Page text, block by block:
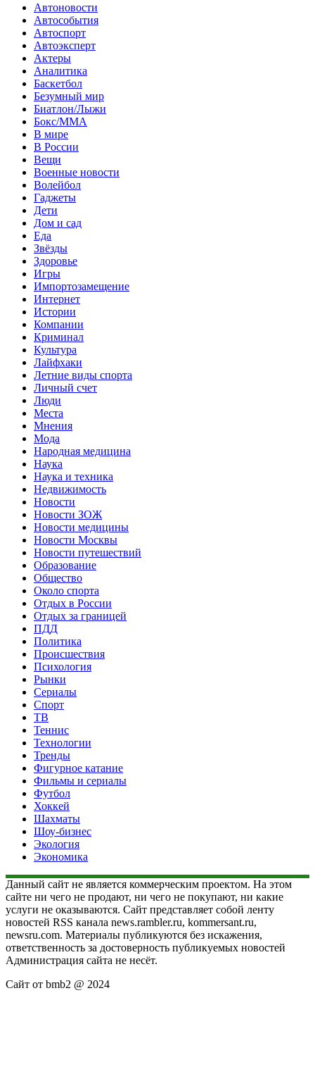
Автоновости
Автособытия
Автоспорт
Автоэксперт
Актеры
Аналитика
Баскетбол
Безумный мир
Биатлон/Лыжи
Бокс/MMA
В мире
В России
Вещи
Военные новости
Волейбол
Гаджеты
Дети
Дом и сад
Еда
Звёзды
Здоровье
Игры
Импортозамещение
Интернет
Истории
Компании
Криминал
Культура
Лайфхаки
Летние виды спорта
Личный счет
Люди
Места
Мнения
Мода
Народная медицина
Наука
Наука и техника
Недвижимость
Новости
Новости ЗОЖ
Новости медицины
Новости Москвы
Новости путешествий
Образование
Общество
Около спорта
Отдых в России
Отдых за границей
ПДД
Политика
Происшествия
Психология
Рынки
Сериалы
Спорт
ТВ
Теннис
Технологии
Тренды
Фигурное катание
Фильмы и сериалы
Футбол
Хоккей
Шахматы
Шоу-бизнес
Экология
Экономика
Данный сайт не является коммерческим проектом. На этом
сайте ни чего не продают, ни чего не покупают, ни какие
услуги не оказываются. Сайт представляет собой ленту
новостей RSS канала news.rambler.ru, kommersant.ru,
newsru.com. Материалы публикуются без искажения,
ответственность за достоверность публикуемых новостей
Администрация сайта не несёт.
Сайт от bmb2 @ 2024